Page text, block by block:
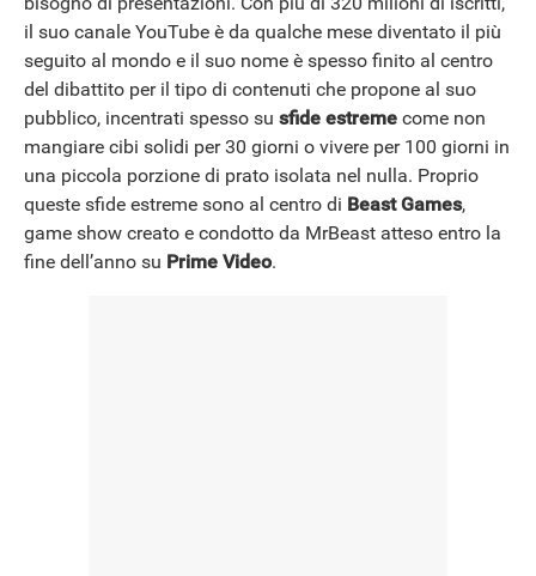
il suo canale YouTube è da qualche mese diventato il più
seguito al mondo e il suo nome è spesso finito al centro
del dibattito per il tipo di contenuti che propone al suo
pubblico, incentrati spesso su sfide estreme come non
mangiare cibi solidi per 30 giorni o vivere per 100 giorni in
una piccola porzione di prato isolata nel nulla. Proprio
queste sfide estreme sono al centro di Beast Games,
game show creato e condotto da MrBeast atteso entro la
fine dell’anno su Prime Video.